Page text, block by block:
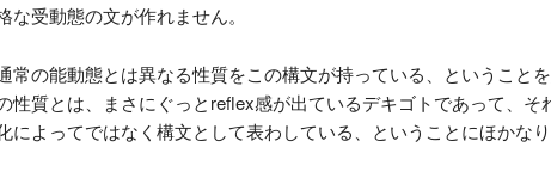
な受動態の文が作れません。
常の能動態とは異なる性質をこの構文が持っている、ということ
性質とは、まさにぐっとreflex感が出ているデキゴトであって、そ
によってではなく構文として表わしている、ということにほかな